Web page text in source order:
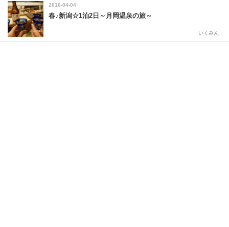
2016-04-04
春♪新潟☆1泊2日～月岡温泉の旅～
いくみん